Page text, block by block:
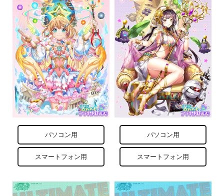
パソコン用
スマートフォン用
パソコン用
スマートフォン用